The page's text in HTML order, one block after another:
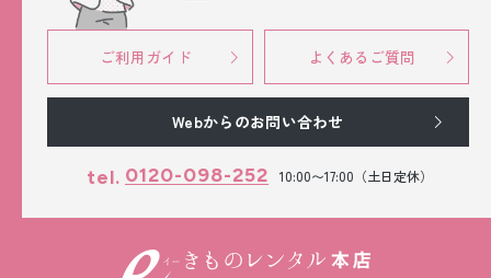
ご利用ガイド よくあるご質問
Webからのお問い合わせ
tel. 0120-098-252 10:00〜17:00（土日定休）